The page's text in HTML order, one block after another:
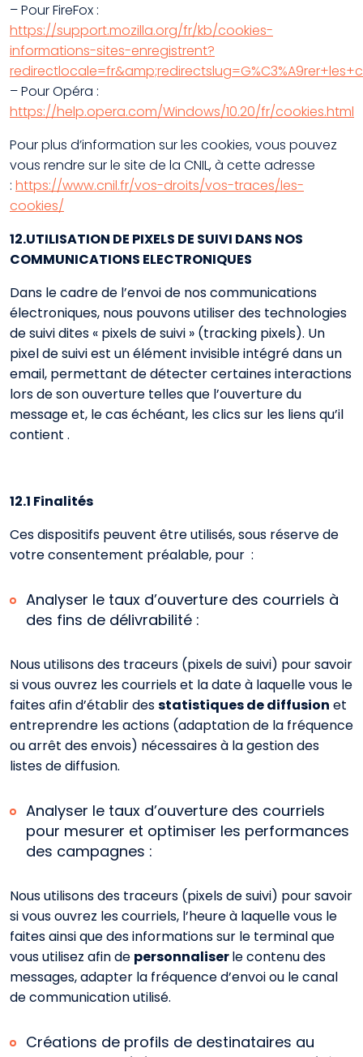
– Pour FireFox :
https://support.mozilla.org/fr/kb/cookies-
informations-sites-enregistrent?
– Pour Opéra :
https://help.opera.com/Windows/10.20/fr/cookies.html
Pour plus d’information sur les cookies, vous pouvez
vous rendre sur le site de la CNIL, à cette adresse
: https://www.cnil.fr/vos-droits/vos-traces/les-
cookies/
12.UTILISATION DE PIXELS DE SUIVI DANS NOS
COMMUNICATIONS ELECTRONIQUES
Dans le cadre de l’envoi de nos communications
électroniques, nous pouvons utiliser des technologies
de suivi dites « pixels de suivi » (tracking pixels). Un
pixel de suivi est un élément invisible intégré dans un
email, permettant de détecter certaines interactions
lors de son ouverture telles que l’ouverture du
message et, le cas échéant, les clics sur les liens qu’il
contient .
12.1 Finalités
Ces dispositifs peuvent être utilisés, sous réserve de
votre consentement préalable, pour :
Analyser le taux d’ouverture des courriels à
des fins de délivrabilité :
Nous utilisons des traceurs (pixels de suivi) pour savoir
si vous ouvrez les courriels et la date à laquelle vous le
faites afin d’établir desstatistiques de diffusion et
entreprendre les actions (adaptation de la fréquence
ou arrêt des envois) nécessaires à la gestion des
listes de diffusion.
Analyser le taux d’ouverture des courriels
pour mesurer et optimiser les performances
des campagnes :
Nous utilisons des traceurs (pixels de suivi) pour savoir
si vous ouvrez les courriels, l’heure à laquelle vous le
faites ainsi que des informations sur le terminal que
vous utilisez afin de personnaliserle contenu des
messages, adapter la fréquence d’envoi ou le canal
de communication utilisé.
Créations de profils de destinataires au